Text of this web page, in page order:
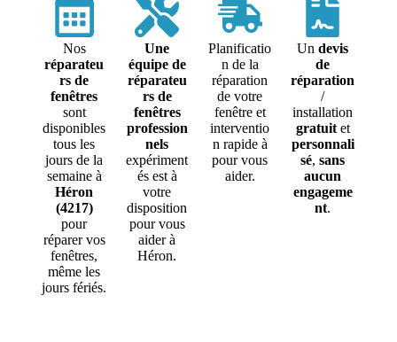
Nos
réparateu
rs de
fenêtres
sont
disponibles
tous les
jours de la
semaine à
Héron
(4217)
pour
réparer vos
fenêtres,
même les
jours fériés.
Une
équipe de
réparateu
rs de
fenêtres
profession
nels
expériment
és est à
votre
disposition
pour vous
aider à
Héron.
Planificatio
n de la
réparation
de votre
fenêtre et
interventio
n rapide à
pour vous
aider.
Undevis
de
réparation
/
installation
gratuitet
personnali
sé,sans
aucun
engageme
nt.